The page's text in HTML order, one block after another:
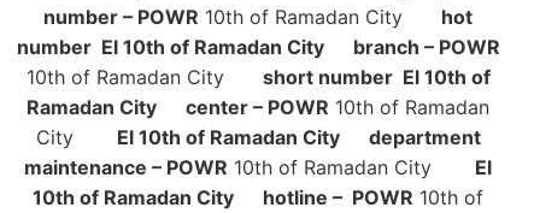
number – POWR 10th of Ramadan City hot
number El 10th of Ramadan City branch – POWR
10th of Ramadan Cityshort number El 10th of
Ramadan City center – POWR 10th of Ramadan
CityEl 10th of Ramadan City department
maintenance – POWR 10th of Ramadan City El
10th of Ramadan City hotline – POWR 10th of